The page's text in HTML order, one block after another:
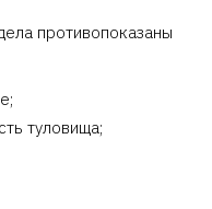
противопоказаны
туловища;